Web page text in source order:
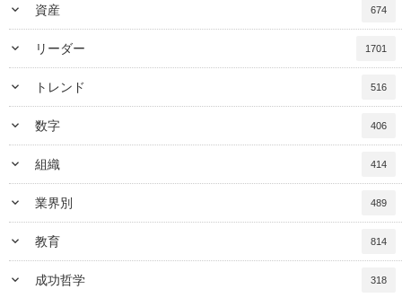
keyboard_arrow_down 資産 674
keyboard_arrow_down リーダー 1701
keyboard_arrow_down トレンド 516
keyboard_arrow_down 数字 406
keyboard_arrow_down 組織 414
keyboard_arrow_down 業界別 489
keyboard_arrow_down 教育 814
keyboard_arrow_down 成功哲学 318